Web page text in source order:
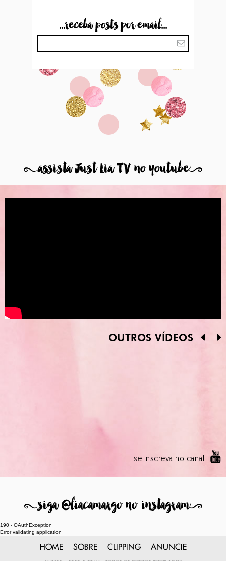
...receba posts por email...
8assista Just Lia TV no youtube9
OUTROS VÍDEOS
se inscreva no canal
8siga @liacamargo no instagram9
190 - OAuthException
Error validating application
HOME SOBRE CLIPPING ANUNCIE